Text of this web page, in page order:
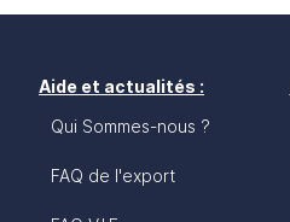
Aide et actualités :
Qui Sommes-nous ?
FAQ de l'export